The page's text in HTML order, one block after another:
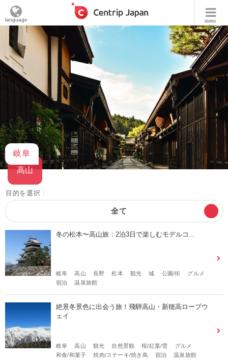
menu
language
岐阜
高山
目的を選択 :
全て
冬の松本〜高山旅：2泊3日で楽しむモデルコ...
岐阜 高山 長野 松本 観光 城 公園/街
グルメ
宿泊
温泉旅館
絶景冬景色に出会う旅！飛騨高山・新穂高ロープウ
ェイ
岐阜 高山 観光 自然景観 桜/紅葉/雪
グルメ
和食/和菓子
焼肉/ステーキ/焼き鳥 宿泊 温泉旅館